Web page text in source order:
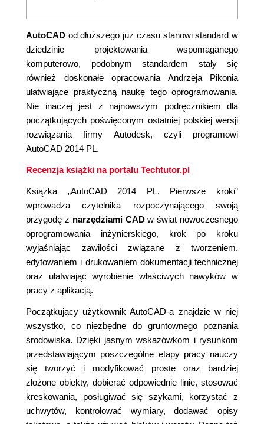
AutoCAD od dłuższego już czasu stanowi standard w
dziedzinie projektowania wspomaganego
komputerowo, podobnym standardem stały się
również doskonałe opracowania Andrzeja Pikonia
ułatwiające praktyczną naukę tego oprogramowania.
Nie inaczej jest z najnowszym podręcznikiem dla
początkujących poświęconym ostatniej polskiej wersji
rozwiązania firmy Autodesk, czyli programowi
AutoCAD 2014 PL.
Recenzja książki na portalu Techtutor.pl
Książka „AutoCAD 2014 PL. Pierwsze kroki”
wprowadza czytelnika rozpoczynającego swoją
przygodę z narzędziami CADw świat nowoczesnego
oprogramowania inżynierskiego, krok po kroku
wyjaśniając zawiłości związane z tworzeniem,
edytowaniem i drukowaniem dokumentacji technicznej
oraz ułatwiając wyrobienie właściwych nawyków w
pracy z aplikacją.
Początkujący użytkownik AutoCAD-a znajdzie w niej
wszystko, co niezbędne do gruntownego poznania
środowiska. Dzięki jasnym wskazówkom i rysunkom
przedstawiającym poszczególne etapy pracy nauczy
się tworzyć i modyfikować proste oraz bardziej
złożone obiekty, dobierać odpowiednie linie, stosować
kreskowania, posługiwać się szykami, korzystać z
uchwytów, kontrolować wymiary, dodawać opisy